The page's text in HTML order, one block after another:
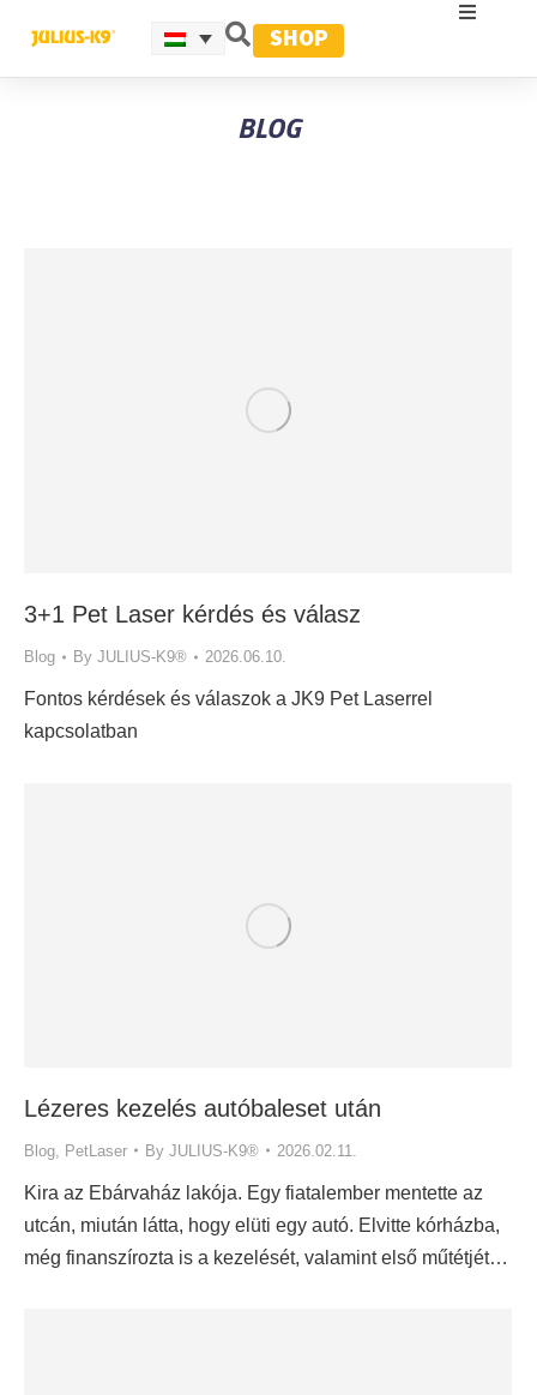
SHOP
BLOG
3+1 Pet Laser kérdés és válasz
Blog By JULIUS-K9® 2026.06.10.
Fontos kérdések és válaszok a JK9 Pet Laserrel
kapcsolatban
Lézeres kezelés autóbaleset után
Blog PetLaser By JULIUS-K9® 2026.02.11.
Kira az Ebárvaház lakója. Egy fiatalember mentette az
utcán, miután látta, hogy elüti egy autó. Elvitte kórházba,
még finanszírozta is a kezelését, valamint első műtétjét…